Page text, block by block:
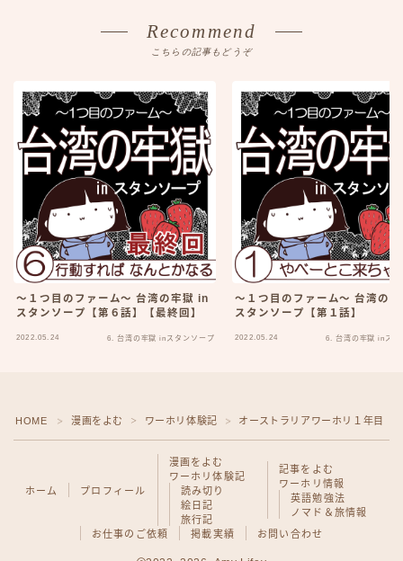
Recommend
こちらの記事もどうぞ
～１つ目のファーム～ 台湾の牢獄 in
スタンソープ【第６話】【最終回】
2022.05.24 6. 台湾の牢獄 inスタンソープ
～１つ目のファーム～ 台湾の
スタンソープ【第１話】
2022.05.24 6. 台湾の牢獄 inスタ
HOME ＞ 漫画をよむ ＞ ワーホリ体験記 ＞ オーストラリアワーホリ１年目
ホーム プロフィール
漫画をよむ
ワーホリ体験記
読み切り
絵日記
旅行記
記事をよむ
ワーホリ情報
英語勉強法
ノマド＆旅情報
お仕事のご依頼
掲載実績 お問い合わせ